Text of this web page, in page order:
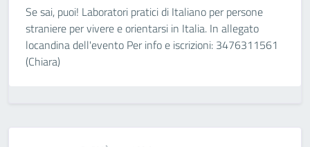
Se sai, puoi! Laboratori pratici di Italiano per persone
straniere per vivere e orientarsi in Italia. In allegato
locandina dell'evento Per info e iscrizioni: 3476311561
(Chiara)